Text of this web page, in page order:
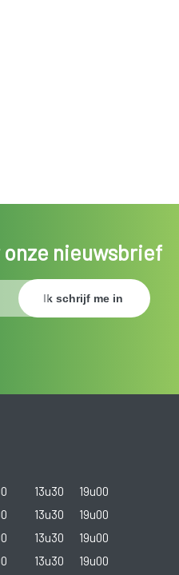
nieuwsbrief
13u30
19u00
13u30
19u00
13u30
19u00
13u30
19u00